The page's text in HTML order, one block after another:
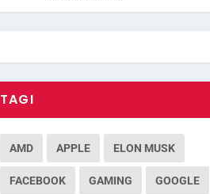
TAGI
AMD APPLE ELON MUSK
FACEBOOK GAMING GOOGLE